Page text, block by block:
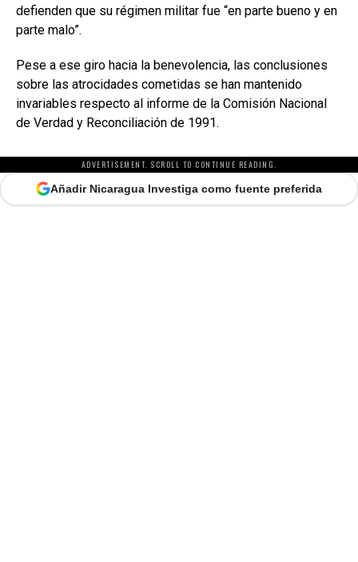
defienden que su régimen militar fue “en parte bueno y en
parte malo”.
Pese a ese giro hacia la benevolencia, las conclusiones
sobre las atrocidades cometidas se han mantenido
invariables respecto al informe de la Comisión Nacional
de Verdad y Reconciliación de 1991.
ADVERTISEMENT. SCROLL TO CONTINUE READING.
Añadir Nicaragua Investiga como fuente preferida